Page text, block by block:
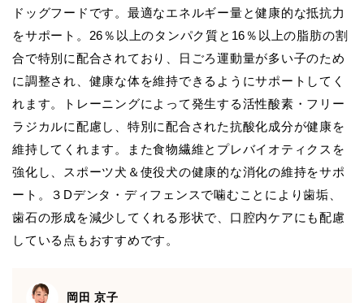
ドッグフードです。最適なエネルギー量と健康的な抵抗力
をサポート。26％以上のタンパク質と16％以上の脂肪の割
合で特別に配合されており、日ごろ運動量が多い子のため
に調整され、健康な体を維持できるようにサポートしてく
れます。トレーニングによって発生する活性酸素・フリー
ラジカルに配慮し、特別に配合された抗酸化成分が健康を
維持してくれます。また食物繊維とプレバイオティクスを
強化し、スポーツ犬＆使役犬の健康的な消化の維持をサポ
ート。３Dデンタ・ディフェンスで噛むことにより歯垢、
歯石の形成を減少してくれる形状で、口腔内ケアにも配慮
している点もおすすめです。
岡田 京子